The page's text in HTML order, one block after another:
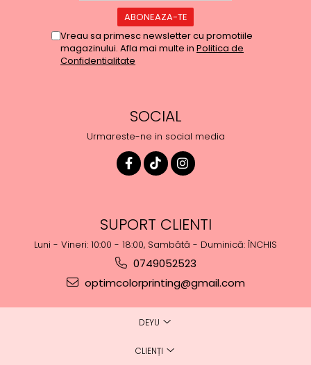
Vreau sa primesc newsletter cu promotiile
magazinului. Afla mai multe in Politica de
Confidentialitate
SOCIAL
Urmareste-ne in social media
SUPORT CLIENTI
Luni - Vineri: 10:00 - 18:00, Sambătă - Duminică: ÎNCHIS
0749052523
optimcolorprinting@gmail.com
DEYU
CLIENȚI